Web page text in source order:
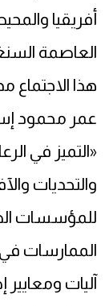
أفريقيا
العاصمة
هذا الاجتماع
عمر محمود
«التميز في
والتحديات
للمؤسسات
الممارسات
آليات